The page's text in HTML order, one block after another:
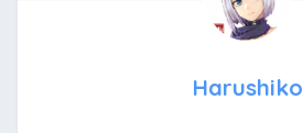
Harushiko